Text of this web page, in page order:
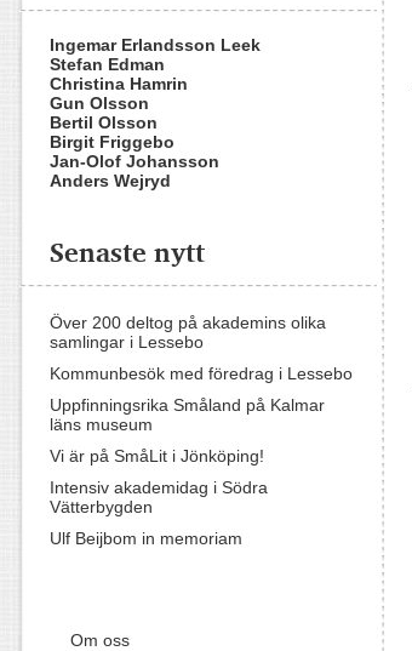
Ingemar Erlandsson Leek
Stefan Edman
Christina Hamrin
Gun Olsson
Bertil Olsson
Birgit Friggebo
Jan-Olof Johansson
Anders Wejryd
Senaste nytt
Över 200 deltog på akademins olika
samlingar i Lessebo
Kommunbesök med föredrag i Lessebo
Uppfinningsrika Småland på Kalmar
läns museum
Vi är på SmåLit i Jönköping!
Intensiv akademidag i Södra
Vätterbygden
Ulf Beijbom in memoriam
Om oss